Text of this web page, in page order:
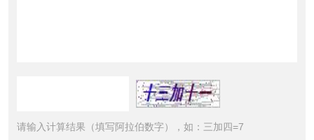
请输入计算结果（填写阿拉伯数字），如：三加四=7